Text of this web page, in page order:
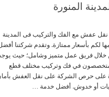
المنورة
عفش مع الفك والتركيب فى المدينة
لكم بأسعار ممتازة. وتقدم شركتنا
خلال فريق عمل متميز وشامل؛ حيث
متخصصون في فك وتركيب مختلف قطع
على حرص الشركة على نقل العفش
أو خدوش. أفضل خدمة …